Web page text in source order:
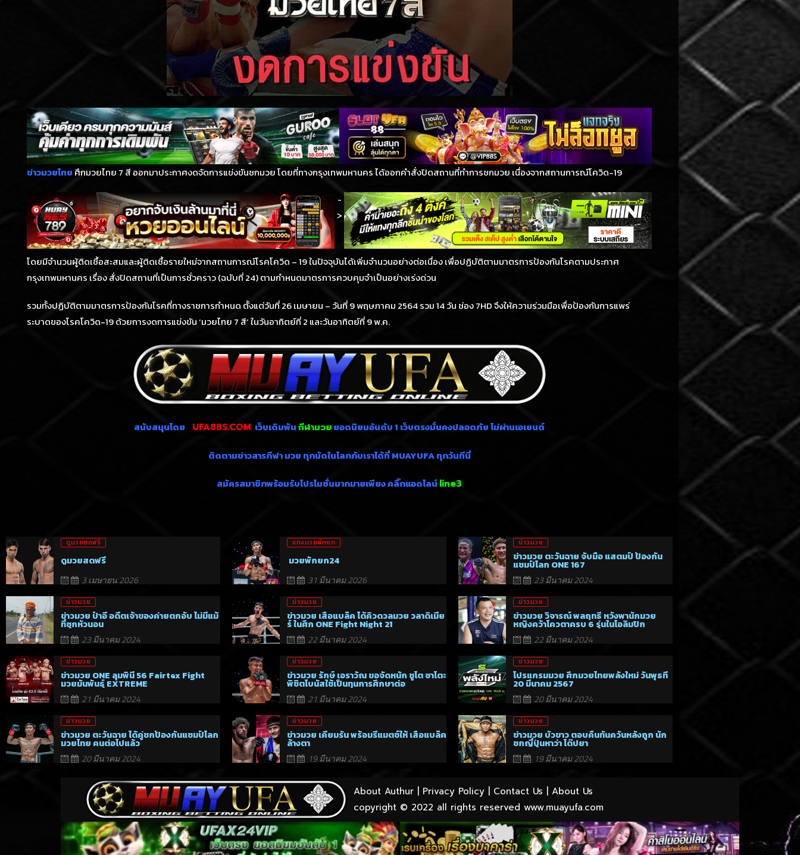
ข่าวมวยไทย ศึกมวยไทย 7 สี ออกมาประกาศงดจัดการแข่งขันชกมวย โดยที่ทางกรุงเทพมหานคร ได้ออกคำสั่งปิดสถานที่ทำการชกมวย เนื่องจากสถานการณ์โควิด-19
-
>
โดยมีจำนวนผู้ติดเชื้อสะสมและผู้ติดเชื้อรายใหม่จากสถานการณ์โรคโควิด – 19 ในปัจจุบันได้เพิ่มจำนวนอย่างต่อเนื่อง เพื่อปฏิบัติตามมาตรการป้องกันโรคตามประกาศ
กรุงเทพมหานคร เรื่อง สั่งปิดสถานที่เป็นการชั่วคราว (ฉบับที่ 24) ตามกำหนดมาตรการควบคุมจำเป็นอย่างเร่งด่วน
รวมทั้งปฏิบัติตามมาตรการป้องกันโรคที่ทางราชการกำหนด ตั้งแต่วันที่ 26 เมษายน – วันที่ 9 พฤษภาคม 2564 รวม 14 วัน ช่อง 7HD จึงให้ความร่วมมือเพื่อป้องกันการแพร่
ระบาดของโรคโควิด-19 ด้วยการงดการแข่งขัน ‘มวยไทย 7 สี’ ในวันอาทิตย์ที่ 2 และวันอาทิตย์ที่ 9 พ.ค.
สนับสนุนโดย UFA88S.COM เว็บเดิมพันกีฬามวยยอดนิยมอันดับ 1 เว็บตรงมั่นคงปลอดภัย ไม่ผ่านเอเยนต์
ติดตามข่าวสารกีฬา มวย ทุกนัดในโลกกับเราได้ที่ MUAYUFA ทุกวันทีนี่
สมัครสมาชิกพร้อมรับโปรโมชั่นมากมายเพียง คลิ๊กแอดไลน์line3
ดูมวยสดฟรี
ดูมวยสดฟรี
3 เมษายน 2026
แทงมวยพักยก
มวยพักยก24
31 มีนาคม 2026
ข่าวมวย
ข่าวมวย ตะวันฉาย จับมือ แสตมป์ ป้องกัน
แชมป์โลก ONE 167
23 มีนาคม 2024
ข่าวมวย
ข่าวมวย ป๋าอี อดีตเจ้าของค่ายตกอับ ไม่มีแม้
ที่ซุกหัวนอน
23 มีนาคม 2024
ข่าวมวย
ข่าวมวย เสือแบล็ค ได้คิวดวลมวย วลาดิเมีย
ร์ ในศึก ONE Fight Night 21
22 มีนาคม 2024
ข่าวมวย
ข่าวมวย วิจารณ์ พลฤทธิ์ หวังพานักมวย
หญิงคว้าโควตาครบ 6 รุ่นในโอลิมปิก
22 มีนาคม 2024
ข่าวมวย
ข่าวมวย ONE ลุมพินี 56 Fairtex Fight
มวยมันพันธุ์ EXTREME
21 มีนาคม 2024
ข่าวมวย
ข่าวมวย รักษ์ เอราวัณ ขอจัดหนัก ชูโต ซาโตะ
พิชิตโบนัสใช้เป็นทุนการศึกษาต่อ
21 มีนาคม 2024
ข่าวมวย
โปรแกรมมวย ศึกมวยไทยพลังใหม่ วันพุธที่
20 มีนาคม 2567
20 มีนาคม 2024
ข่าวมวย
ข่าวมวย ตะวันฉาย ได้คู่ชกป้องกันแชมป์โลก
มวยไทย คนต่อไปแล้ว
20 มีนาคม 2024
ข่าวมวย
ข่าวมวย เคียมรัน พร้อมรีแมตช์ให้ เสือแบล็ค
ล้างตา
19 มีนาคม 2024
ข่าวมวย
ข่าวมวย บัวขาว ตอบคืนทันควันหลังถูก นัก
ชกญี่ปุ่นหาว่า โด๊ปยา
19 มีนาคม 2024
About Authur| Privacy Policy| Contact Us
About Us
copyright © 2022 all rights reserved www.muayufa.com